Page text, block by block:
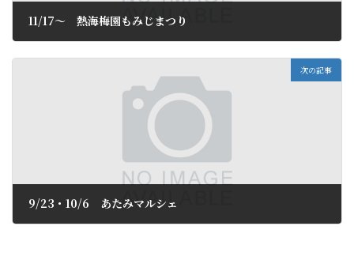
11/17～ 熱海梅園もみじまつり
次の記事
9/23・10/6 あたみマルシェ